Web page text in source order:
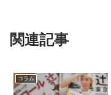
関連記事
コラム